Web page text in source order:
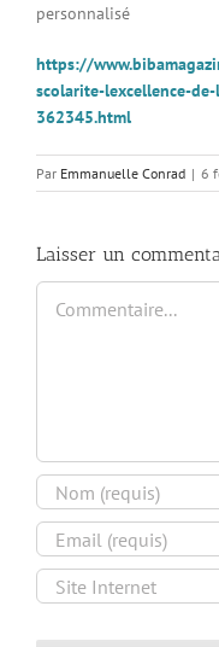
Ressources
Médias
personnalisé
https://
scolarite-lexcellence-
362345.html
Par Emmanuelle Conrad | 6
Laisser un